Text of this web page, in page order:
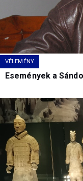
VÉLEMÉNY
Események a